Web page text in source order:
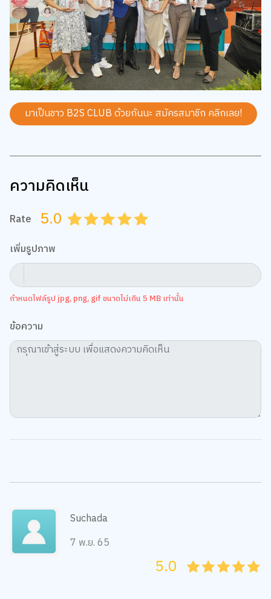
มาเป็นชาว B2S CLUB ด้วยกันนะ สมัครสมาชิก คลิกเลย!
ความคิดเห็น
Rate 5.0 4.5
4.0
3.5
3.0
2.5
2.0
1.5
1.0
0.5
เพิ่มรูปภาพ
กำหนดไฟล์รูป jpg, png, gif ขนาดไม่เกิน 5 MB เท่านั้น
ข้อความ
Suchada
7 พ.ย. 65
45
4
35
3
25
2
15
1
05
5.0